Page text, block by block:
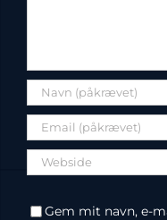
Gem mit navn, e-